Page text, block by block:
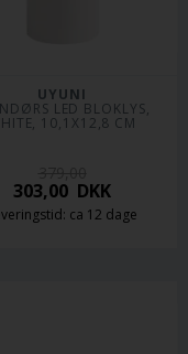
UYUNI
LED BLOKLYS,
10,1X12,8 CM
303,00 DKK
ca 12 dage